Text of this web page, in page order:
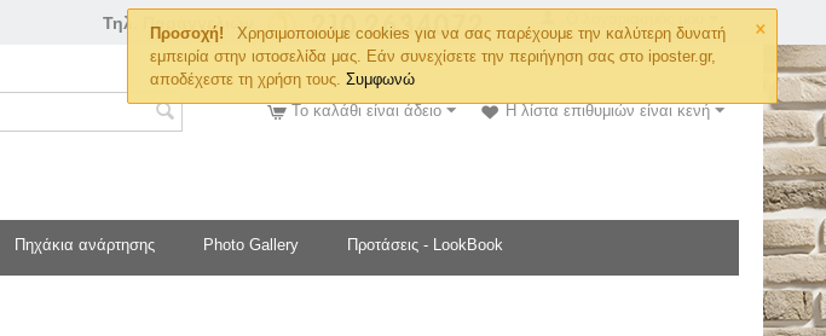
×
Προσοχή!
Χρησιμοποιούμε cookies για να σας παρέχουμε την καλύτερη δυνατή
εμπειρία στην ιστοσελίδα μας. Εάν συνεχίσετε την περιήγηση σας στο iposter.gr,
αποδέχεστε τη χρήση τους.Συμφωνώ
Τηλ. Παραγγελιών
Η λίστα επιθυμιών είναι κενή
Το καλάθι είναι άδειο
Πηχάκια ανάρτησης Photo Gallery Προτάσεις - LookBook